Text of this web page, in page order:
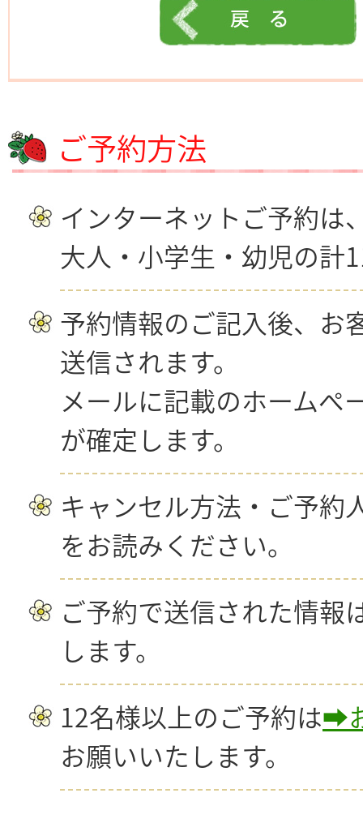
ご予約方法
インターネットご予約は
大人・小学生・幼児の計
予約情報のご記入後、お
送信されます。
メールに記載のホームペ
が確定します。
キャンセル方法・ご予約
をお読みください。
ご予約で送信された情報
します。
12名様以上のご予約は➡
お願いいたします。